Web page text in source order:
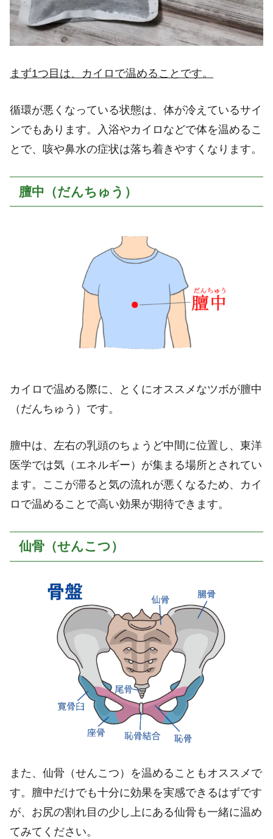
まず1つ目は、カイロで温めることです。
循環が悪くなっている状態は、体が冷えているサイ
ンでもあります。入浴やカイロなどで体を温めるこ
とで、咳や鼻水の症状は落ち着きやすくなります。
膻中（だんちゅう）
カイロで温める際に、とくにオススメなツボが膻中
（だんちゅう）です。
膻中は、左右の乳頭のちょうど中間に位置し、東洋
医学では気（エネルギー）が集まる場所とされてい
ます。ここが滞ると気の流れが悪くなるため、カイ
ロで温めることで高い効果が期待できます。
仙骨（せんこつ）
また、仙骨（せんこつ）を温めることもオススメで
す。膻中だけでも十分に効果を実感できるはずです
が、お尻の割れ目の少し上にある仙骨も一緒に温め
てみてください。